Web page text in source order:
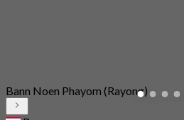
Bann Noen Phayom (Rayong)